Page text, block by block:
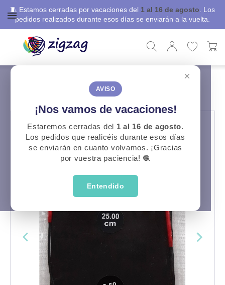
🧵 Estamos cerradas por vacaciones del 1 al 16 de agosto . Los
pedidos realizados durante esos días se enviarán a la vuelta.
×
AVISO
¡Nos vamos de vacaciones!
Estaremos cerradas del 1 al 16 de agosto.
Los pedidos que realicéis durante esos días
se enviarán en cuanto volvamos. ¡Gracias
por vuestra paciencia! 🧶
Entendido
AGUJAS CIRCULARES FIJAS ZING